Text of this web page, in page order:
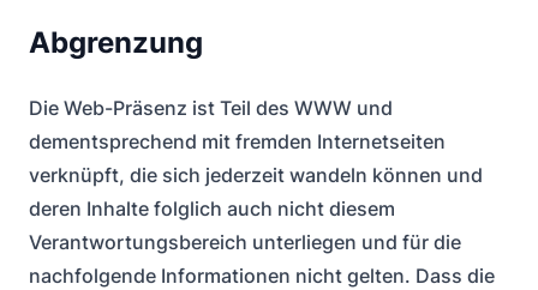
Abgrenzung
Die Web-Präsenz ist Teil des WWW und
dementsprechend mit fremden Internetseiten
verknüpft, die sich jederzeit wandeln können und
deren Inhalte folglich auch nicht diesem
Verantwortungsbereich unterliegen und für die
nachfolgende Informationen nicht gelten. Dass die